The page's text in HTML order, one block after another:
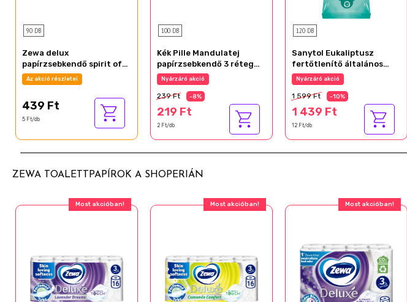
90 DB
Zewa delux
papírzsebkendő spirit of
tea 3 rétegű 90 db
Az akció részletei
439 Ft
5 Ft/db
100 DB
Kék Pille Mandulatej
papírzsebkendő 3 réteg
100 db
Nyárzáró akció
239 Ft -8%
219 Ft
2 Ft/db
120 DB
Sanytol Eukaliptusz
fertőtlenítő általános
törlőkendő 120 db
Nyárzáró akció
1 599 Ft -10%
1 439 Ft
12 Ft/db
ZEWA TOALETTPAPÍROK A SHOPERIÁN
Most akcióban! Most akcióban! Most akcióban!